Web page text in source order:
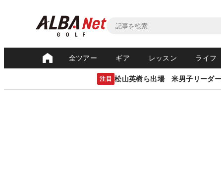
全ツアー ギア レッスン ライフ
注目 松山英樹ら出場 米男子リーダ